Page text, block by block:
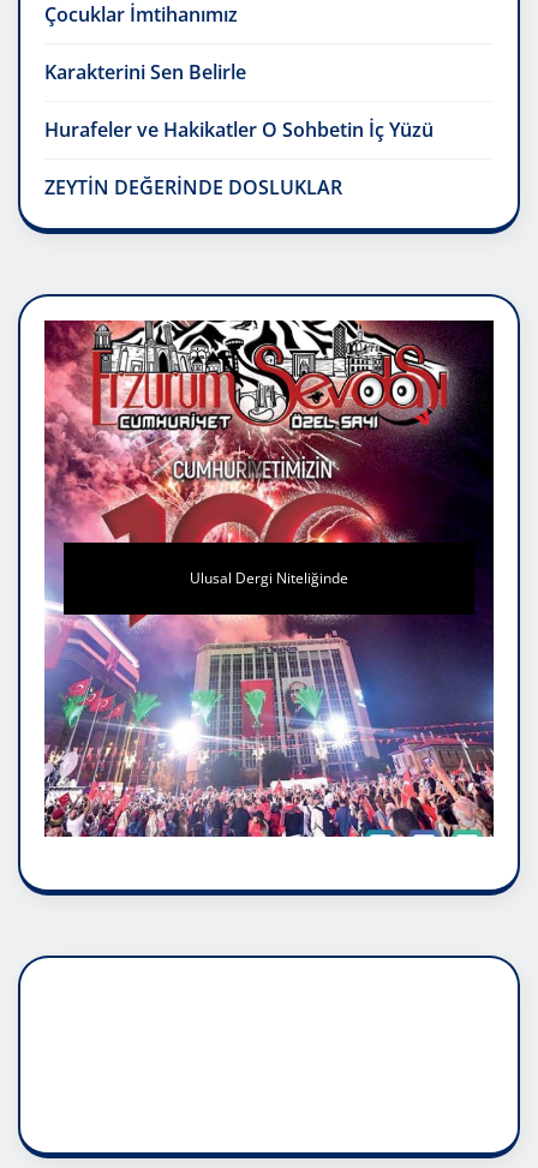
Çocuklar İmtihanımız
Karakterini Sen Belirle
Hurafeler ve Hakikatler O Sohbetin İç Yüzü
ZEYTİN DEĞERİNDE DOSLUKLAR
Ulusal Dergi Niteliğinde